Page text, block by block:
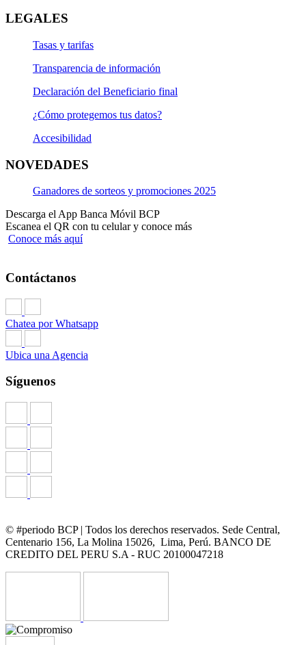
LEGALES
Tasas y tarifas
Transparencia de información
Declaración del Beneficiario final
¿Cómo protegemos tus datos?
Accesibilidad
NOVEDADES
Ganadores de sorteos y promociones 2025
Descarga el App Banca Móvil BCP
Escanea el QR con tu celular y conoce más
Conoce más aquí
Contáctanos
Chatea por Whatsapp
Ubica una Agencia
Síguenos
© #periodo BCP | Todos los derechos reservados. Sede Central,
Centenario 156, La Molina 15026, Lima, Perú. BANCO DE
CREDITO DEL PERU S.A - RUC 20100047218